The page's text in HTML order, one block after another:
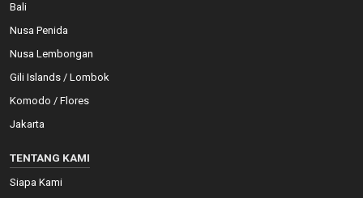
Bali
Nusa Penida
Nusa Lembongan
Gili Islands / Lombok
Komodo / Flores
Jakarta
TENTANG KAMI
Siapa Kami